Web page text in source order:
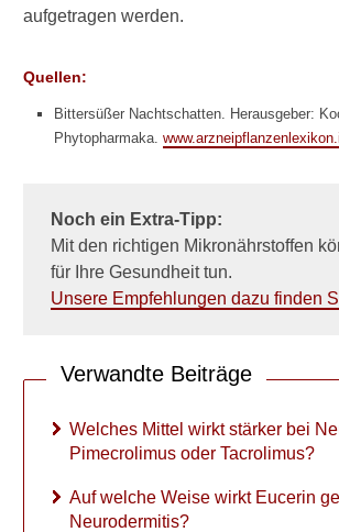
aufgetragen werden.
Quellen:
Bittersüßer Nachtschatten. Herausgeber:
Phytopharmaka.
Noch ein Extra-Tipp:
Mit den richtigen Mikronährstoffen
für Ihre Gesundheit tun.
Unsere Empfehlungen dazu finden
Verwandte Beiträge
Welches Mittel wirkt stärker bei
Pimecrolimus oder Tacrolimus?
Auf welche Weise wirkt Eucerin
Neurodermitis?
e
i
k
t
ä
k
e
r
i
N
u
r
d
e